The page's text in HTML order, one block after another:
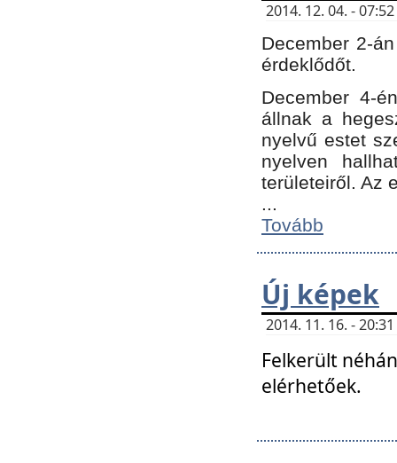
2014. 12. 04. -
December 2-
érdeklődőt.
December 4-
állnak a
nyelvű estet
nyelven
területeiről. Az
...
Tovább
Új képek
2014. 11. 16. -
Felkerült
elérhetőek.